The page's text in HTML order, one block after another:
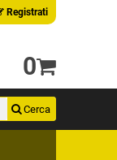
Registrati
0